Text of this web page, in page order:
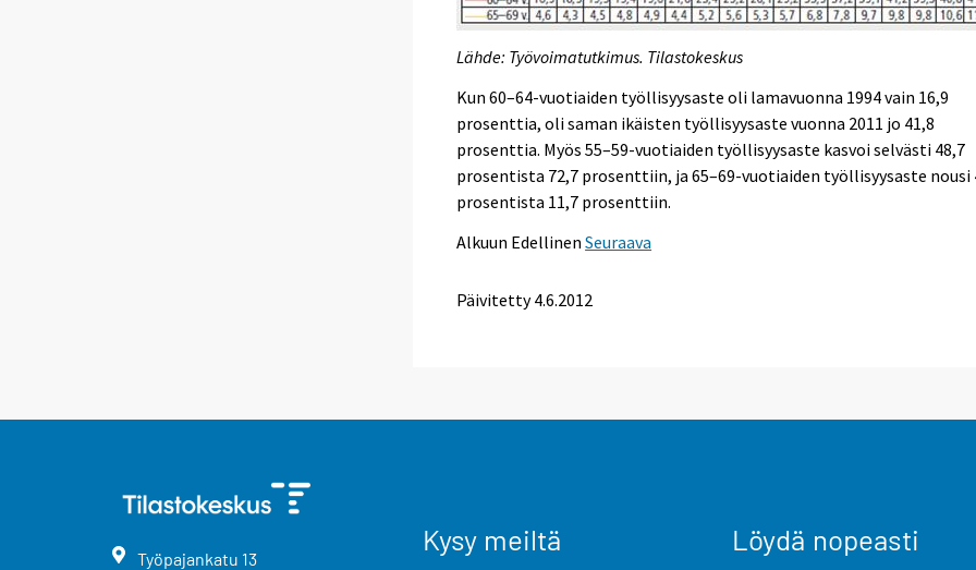
Lähde: Työvoimatutkimus. Tilastokeskus
Kun 60–64-vuotiaiden työllisyysaste oli lamavuonna 1994 vain 16,9
prosenttia, oli saman ikäisten työllisyysaste vuonna 2011 jo 41,8
prosenttia. Myös 55–59-vuotiaiden työllisyysaste kasvoi selvästi 48,7
prosentista 72,7 prosenttiin, ja 65–69-vuotiaiden työllisyysaste nousi
prosentista 11,7 prosenttiin.
Alkuun Edellinen Seuraava
Päivitetty 4.6.2012
Työpajankatu 13
Kysy meiltä Löydä nopeasti